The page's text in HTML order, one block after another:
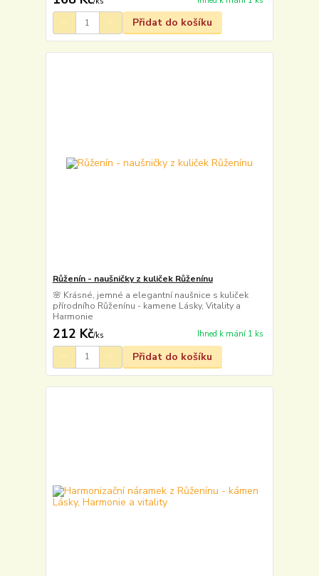
Přidat do košíku
Růženín - naušničky z kuliček Růženínu
🌸 Krásné, jemné a elegantní naušnice s kuliček
přírodního Růženínu - kamene Lásky, Vitality a
Harmonie
212 Kč/ks Ihned k mání 1 ks
Přidat do košíku